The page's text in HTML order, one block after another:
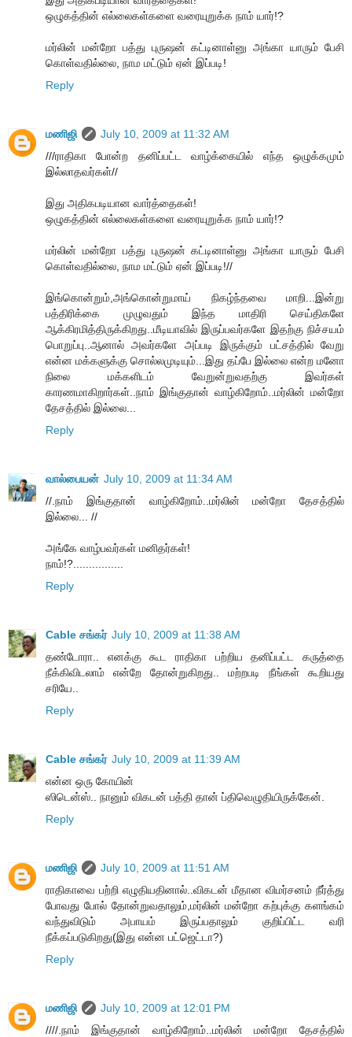
ஒழுகத்தின் எல்லைகள்களை வரையுறுக்க நாம் யார்!?
மர்லின் மன்றோ பத்து புருஷன் கட்டினாள்னு அங்கா யாரும் பேசி
கொள்வதில்லை, நாம மட்டும் ஏன் இப்படி!
Reply
மணிஜி
July 10, 2009 at 11:32 AM
///ராதிகா போன்ற தனிப்பட்ட வாழ்க்கையில் எந்த ஒழுக்கமும்
இல்லாதவர்கள்//
இது அதிகபடியான வார்த்தைகள்!
ஒழுகத்தின் எல்லைகள்களை வரையுறுக்க நாம் யார்!?
மர்லின் மன்றோ பத்து புருஷன் கட்டினாள்னு அங்கா யாரும் பேசி
கொள்வதில்லை, நாம மட்டும் ஏன் இப்படி!//
இங்கொன்றும்,அங்கொன்றுமாய் நிகழ்ந்தவை மாறி...இன்று
பத்திரிக்கை முழுவதும் இந்த மாதிரி செய்திகளே
ஆக்கிரமித்திருக்கிறது..மீடியாவில் இருப்பவர்களே இதற்கு நிச்சயம்
பொறுப்பு..ஆனால் அவர்களே அப்படி இருக்கும் பட்சத்தில் வேறு
என்ன மக்களுக்கு சொல்லமுடியும்...இது தப்பே இல்லை என்ற மனோ
நிலை மக்களிடம் வேறுன்றுவதற்கு இவர்கள்
காரணமாகிறார்கள்..நாம் இங்குதான் வாழ்கிறோம்..மர்லின் மன்றோ
தேசத்தில் இல்லை...
Reply
வால்பையன் July 10, 2009 at 11:34 AM
//.நாம் இங்குதான் வாழ்கிறோம்..மர்லின் மன்றோ தேசத்தில்
இல்லை... //
அங்கே வாழ்பவர்கள் மனிதர்கள்!
நாம்!?................
Reply
Cable சங்கர் July 10, 2009 at 11:38 AM
தண்டோரா.. எனக்கு கூட ராதிகா பற்றிய தனிப்பட்ட கருத்தை
நீக்கிவிடலாம் என்றே தோன்றுகிறது.. மற்றபடி நீங்கள் கூறியது
சரியே..
Reply
Cable சங்கர் July 10, 2009 at 11:39 AM
என்ன ஒரு கோயின்
ஸிடென்ஸ்.. நானும் விகடன் பத்தி தான் ப்திவெழுதியிருக்கேன்.
Reply
மணிஜி
July 10, 2009 at 11:51 AM
ராதிகாவை பற்றி எழுதியதினால்..விகடன் மீதான விமர்சனம் நீர்த்து
போவது போல் தோன்றுவதாலும்,மர்லின் மன்றோ கற்புக்கு களங்கம்
வந்துவிடும் அபாயம் இருப்பதாலும் குறிப்பிட்ட வரி
நீக்கப்படுகிறது(இது என்ன பட்ஜெட்டா?)
Reply
மணிஜி
July 10, 2009 at 12:01 PM
////.நாம் இங்குதான் வாழ்கிறோம்..மர்லின் மன்றோ தேசத்தில்